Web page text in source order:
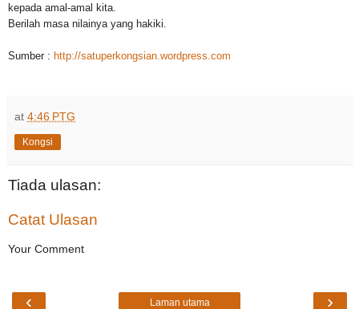
kepada amal-amal kita.
Berilah masa nilainya yang hakiki.
Sumber : http://satuperkongsian.wordpress.com
at 4:46 PTG
Kongsi
Tiada ulasan:
Catat Ulasan
Your Comment
‹ ›
Laman utama